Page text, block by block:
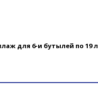
для 6-и бутылей по 19 л